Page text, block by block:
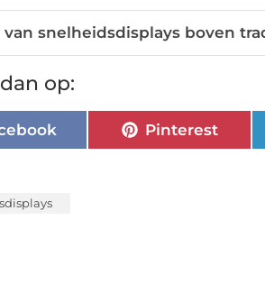
snelheidsdisplays boven
op:
Pinterest